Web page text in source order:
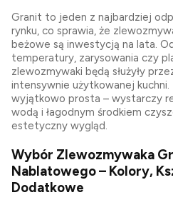
Granit to jeden z najbardziej
rynku, co sprawia, że
beżowe są inwestycją na lata.
temperatury, zarysowania czy
zlewozmywaki będą służyły
intensywnie użytkowanej
wyjątkowo prosta – wystarczy
wodą i łagodnym środkiem
estetyczny wygląd.
Wybór Zlewozmywaka
Nablatowego – Kolory,
Dodatkowe